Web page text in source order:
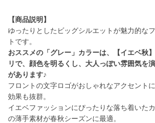
【商品説明】
ゆったりとしたビッグシルエットが魅力的な
おススメの「グレー」カラーは、【イエベ秋
リで、顔色を明るくし、大人っぽい雰囲気を
があります♪
フロントの文字ロゴがおしゃれなアクセント
効果も抜群。
イエベファッションにぴったりな落ち着いた
の薄手素材が春秋シーズンに最適。